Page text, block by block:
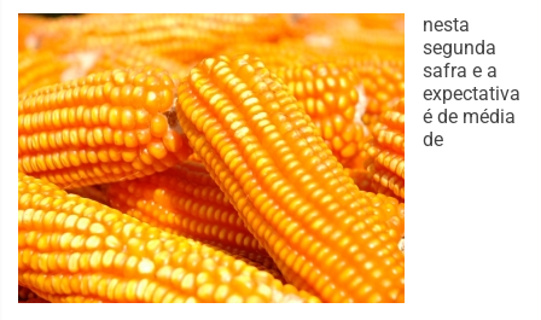
nesta
segunda
safra e a
expectativa
é de média
de